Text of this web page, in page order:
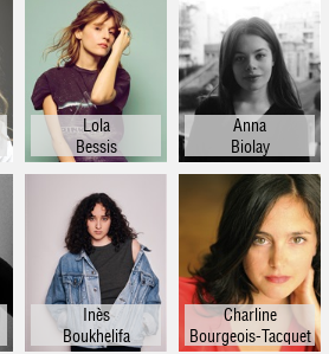
Lola
Bessis
Anna
Biolay
Inès
Boukhelifa
Charline
Bourgeois-Tacquet